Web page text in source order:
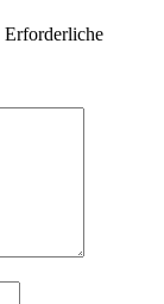
Erforderliche